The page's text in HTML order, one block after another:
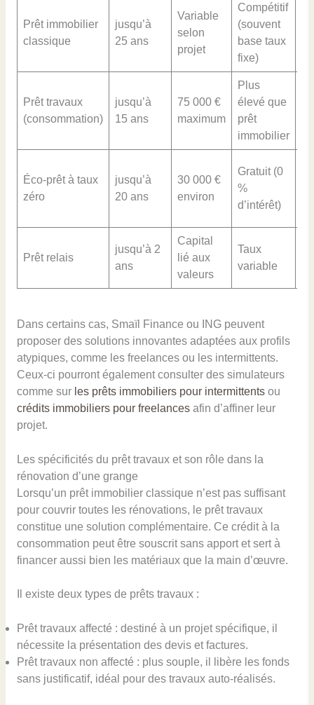
Prêt immobilier
classique
jusqu’à
25 ans
Variable
selon
projet
Compétitif
(souvent
base taux
fixe)
Prêt travaux
(consommation)
jusqu’à
15 ans
75 000 €
maximum
Plus
élevé que
prêt
immobilier
Éco-prêt à taux
zéro
jusqu’à
20 ans
30 000 €
environ
Gratuit (0
%
d’intérêt)
Prêt relais
jusqu’à 2
ans
Capital
lié aux
valeurs
Taux
variable
Dans certains cas, Smaïl Finance ou ING peuvent
proposer des solutions innovantes adaptées aux profils
atypiques, comme les freelances ou les intermittents.
Ceux-ci pourront également consulter des simulateurs
comme sur les prêts immobiliers pour intermittentsou
crédits immobiliers pour freelancesafin d’affiner leur
projet.
Les spécificités du prêt travaux et son rôle dans la
rénovation d’une grange
Lorsqu’un prêt immobilier classique n’est pas suffisant
pour couvrir toutes les rénovations, le prêt travaux
constitue une solution complémentaire. Ce crédit à la
consommation peut être souscrit sans apport et sert à
financer aussi bien les matériaux que la main d’œuvre.
Il existe deux types de prêts travaux :
Prêt travaux affecté : destiné à un projet spécifique, il
nécessite la présentation des devis et factures.
Prêt travaux non affecté : plus souple, il libère les fonds
sans justificatif, idéal pour des travaux auto-réalisés.